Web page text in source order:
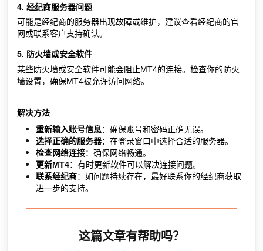
4. 经纪商服务器问题
可能是经纪商的服务器出现故障或维护，建议查看经纪商的官
网或联系客户支持确认。
5. 防火墙或安全软件
某些防火墙或安全软件可能会阻止MT4的连接。检查你的防火
墙设置，确保MT4被允许访问网络。
解决方法
重新输入账号信息：确保账号和密码正确无误。
选择正确的服务器：在登录窗口中选择合适的服务器。
检查网络连接：确保网络畅通。
更新MT4：有时更新软件可以解决连接问题。
联系经纪商：如问题持续存在，最好联系你的经纪商获取
进一步的支持。
这篇文章有帮助吗？